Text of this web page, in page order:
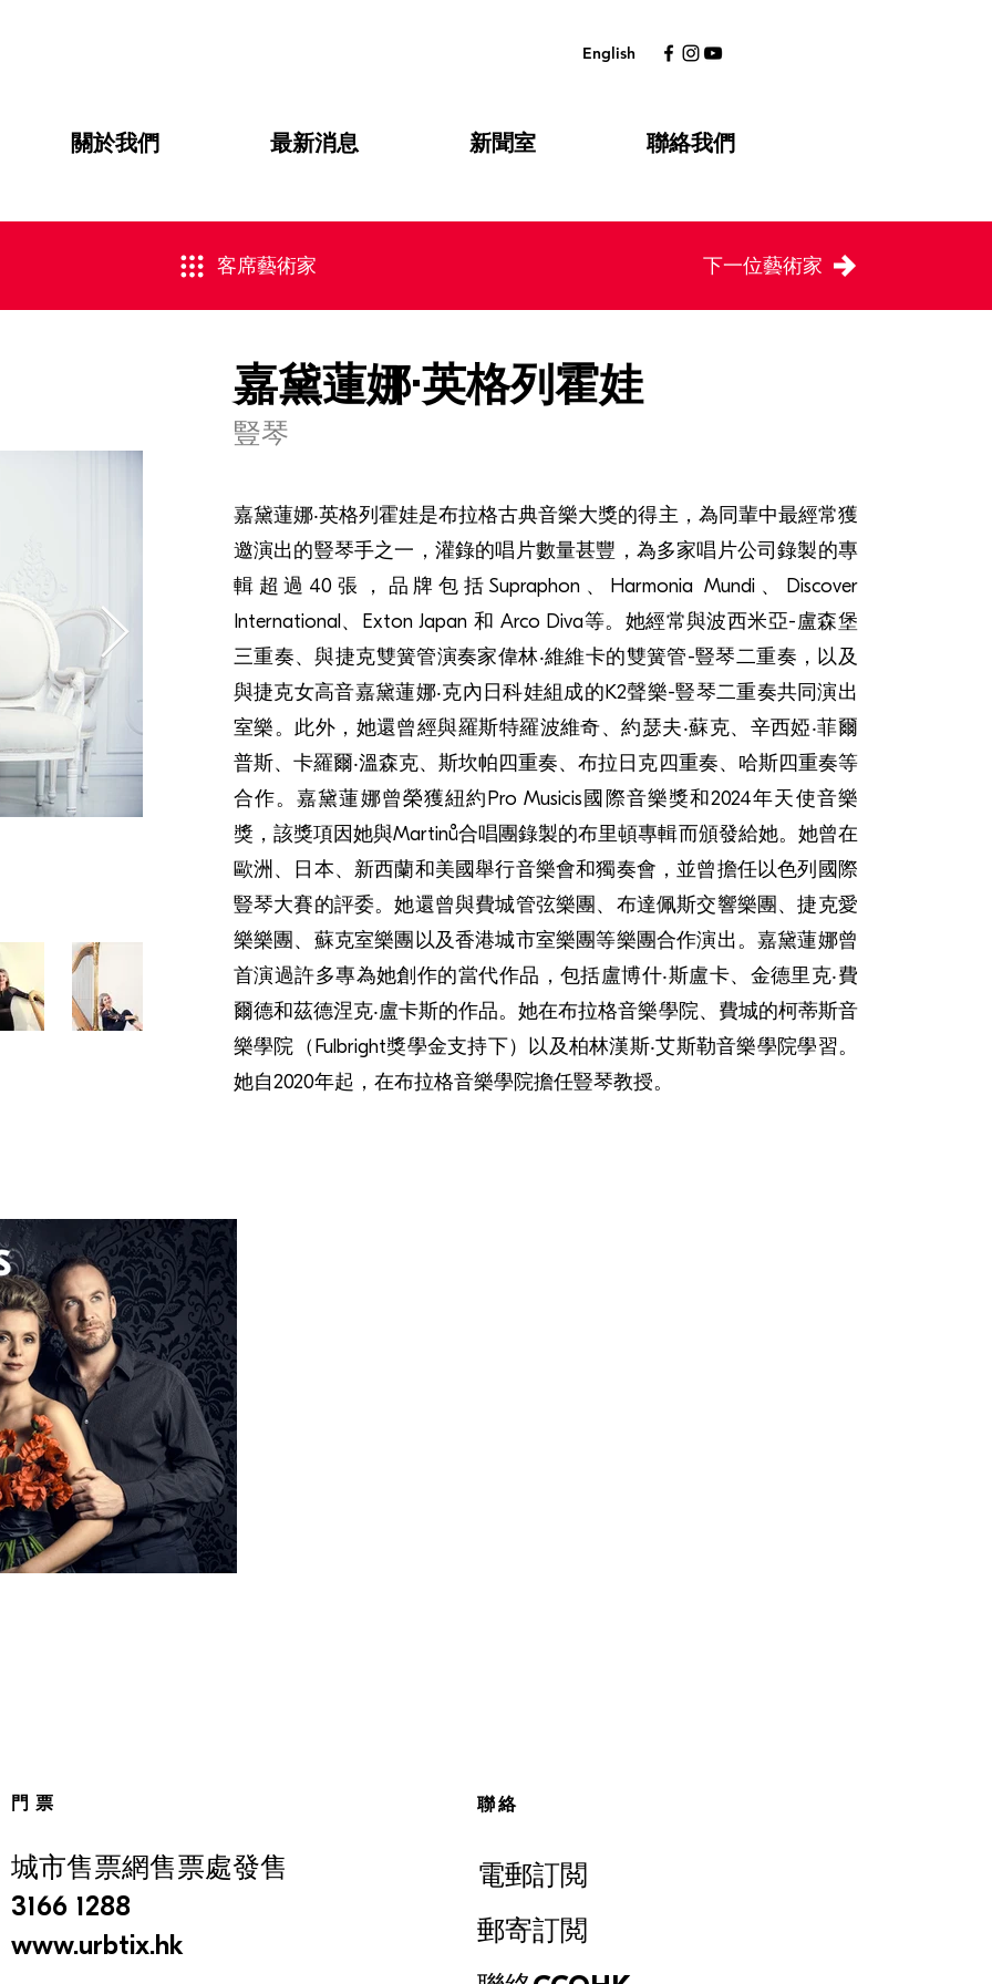
English
關於我們 最新消息 新聞室 聯絡我們
客席藝術家 下一位藝術家
嘉黛蓮娜·英格列霍娃
豎琴
嘉黛蓮娜‧英格列霍娃是布拉格古典音樂大獎的得主，為同輩中最經常獲
邀演出的豎琴手之一，灌錄的唱片數量甚豐，為多家唱片公司錄製的專
輯超過40張，品牌包括Supraphon、Harmonia Mundi、Discover
International、Exton Japan 和 Arco Diva等。她經常與波西米亞-盧森堡
三重奏、與捷克雙簧管演奏家偉林‧維維卡的雙簧管-豎琴二重奏，以及
與捷克女高音嘉黛蓮娜‧克內日科娃組成的K2聲樂-豎琴二重奏共同演出
室樂。此外，她還曾經與羅斯特羅波維奇、約瑟夫‧蘇克、辛西婭‧菲爾
普斯、卡羅爾‧溫森克、斯坎帕四重奏、布拉日克四重奏、哈斯四重奏等
合作。嘉黛蓮娜曾榮獲紐約Pro Musicis國際音樂獎和2024年天使音樂
獎，該獎項因她與Martinů合唱團錄製的布里頓專輯而頒發給她。她曾在
歐洲、日本、新西蘭和美國舉行音樂會和獨奏會，並曾擔任以色列國際
豎琴大賽的評委。她還曾與費城管弦樂團、布達佩斯交響樂團、捷克愛
樂樂團、蘇克室樂團以及香港城市室樂團等樂團合作演出。嘉黛蓮娜曾
首演過許多專為她創作的當代作品，包括盧博什‧斯盧卡、金德里克‧費
爾德和茲德涅克‧盧卡斯的作品。她在布拉格音樂學院、費城的柯蒂斯音
樂學院（Fulbright獎學金支持下）以及柏林漢斯‧艾斯勒音樂學院學習。
她自2020年起，在布拉格音樂學院擔任豎琴教授。
門票
城市售票網售票處發售
3166 1288
www.urbtix.hk
聯絡
電郵訂閲
郵寄訂閲